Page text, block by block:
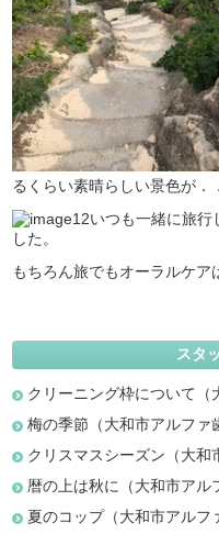
るくらい素晴らしい景色が．
いつも一緒に旅
した。
もちろん旅でもオーラルケア
スタ
クリーニング枠について（
梅の季節（大和市アルファ
クリスマスシーズン（大和
暦の上は秋に（大和市アル
夏のコップ（大和市アルフ